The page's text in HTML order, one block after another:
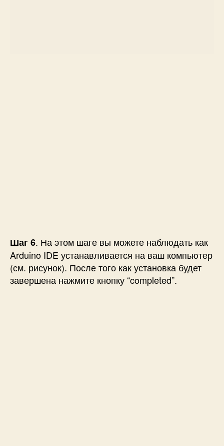
Шаг 6. На этом шаге вы можете наблюдать как
Arduino IDE устанавливается на ваш компьютер
(см. рисунок). После того как установка будет
завершена нажмите кнопку “completed”.